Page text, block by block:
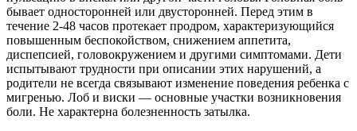
бывает односторонней или двусторонней. Перед этим в
течение 2-48 часов протекает продром, характеризующийся
повышенным беспокойством, снижением аппетита,
диспепсией, головокружением и другими симптомами. Дети
испытывают трудности при описании этих нарушений, а
родители не всегда связывают изменение поведения ребенка с
мигренью. Лоб и виски — основные участки возникновения
боли. Не характерна болезненность затылка.